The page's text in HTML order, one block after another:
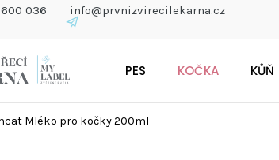
036 info@prvnizvirecilekarna.cz
PES KOČKA KŮŇ
Mléko pro kočky 200ml
CO